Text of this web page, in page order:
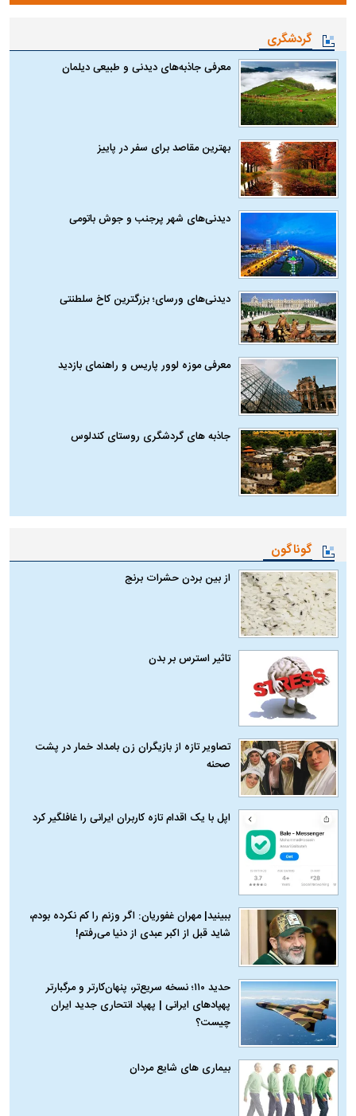
گردشگری
معرفی جاذبه‌های دیدنی و طبیعی دیلمان
بهترین مقاصد برای سفر در پاییز
دیدنی‌های شهر پرجنب و جوش باتومی
دیدنی‌های ورسای؛ بزرگترین کاخ سلطنتی
معرفی موزه لوور پاریس و راهنمای بازدید
جاذبه های گردشگری روستای کندلوس
گوناگون
از بین بردن حشرات برنج
تاثیر استرس بر بدن
تصاویر تازه از بازیگران زن بامداد خمار در پشت
صحنه
اپل با یک اقدام تازه کاربران ایرانی را غافلگیر کرد
ببینید| مهران غفوریان: اگر وزنم را کم نکرده بودم،
شاید قبل از اکبر عبدی از دنیا می‌رفتم!
حدید ۱۱۰؛ نسخه سریع‌تر، پنهان‌کارتر و مرگبارتر
پهپادهای ایرانی | پهپاد انتحاری جدید ایران
چیست؟
بیماری‌ های شایع مردان